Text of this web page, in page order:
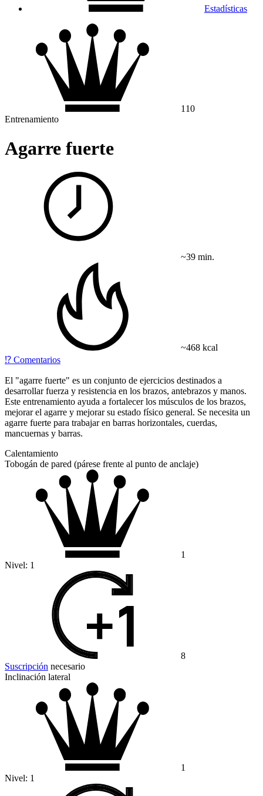
Estadísticas
110
Entrenamiento
Agarre fuerte
~39 min.
~468 kcal
⁉️ Comentarios
El "agarre fuerte" es un conjunto de ejercicios destinados a
desarrollar fuerza y resistencia en los brazos, antebrazos y manos.
Este entrenamiento ayuda a fortalecer los músculos de los brazos,
mejorar el agarre y mejorar su estado físico general. Se necesita un
agarre fuerte para trabajar en barras horizontales, cuerdas,
mancuernas y barras.
Calentamiento
Tobogán de pared (párese frente al punto de anclaje)
1
Nivel: 1
8
Suscripción necesario
Inclinación lateral
1
Nivel: 1